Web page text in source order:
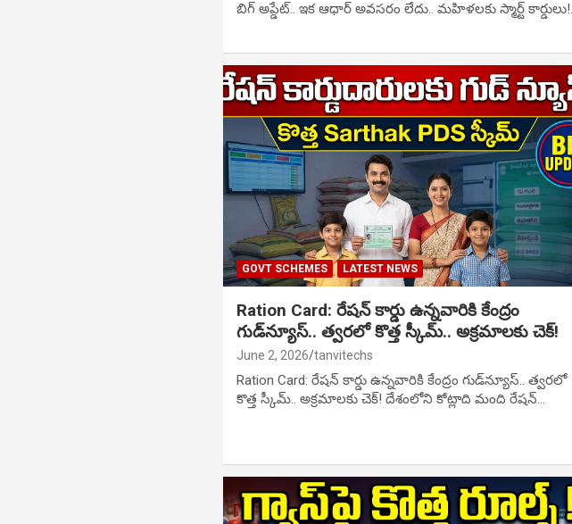
బిగ్ అప్డేట్.. ఇక ఆధార్ అవసరం లేదు.. మహిళలకు స్మార్ట్ కార్డులు!…
GOVT SCHEMES LATEST NEWS
Ration Card: రేషన్ కార్డు ఉన్నవారికి కేంద్రం
గుడ్‌న్యూస్.. త్వరలో కొత్త స్కీమ్.. అక్రమాలకు చెక్!
June 2, 2026 tanvitechs
Ration Card: రేషన్ కార్డు ఉన్నవారికి కేంద్రం గుడ్‌న్యూస్.. త్వరలో
కొత్త స్కీమ్.. అక్రమాలకు చెక్! దేశంలోని కోట్లాది మంది రేషన్…